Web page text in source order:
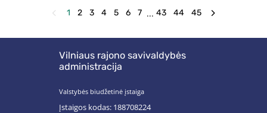
1 2 3 4 5 6 7 ... 43 44 45
Vilniaus rajono savivaldybės
administracija
Valstybės biudžetinė įstaiga
Įstaigos kodas: 188708224